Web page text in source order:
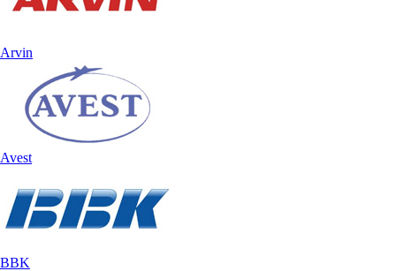
Arvin
Avest
BBK